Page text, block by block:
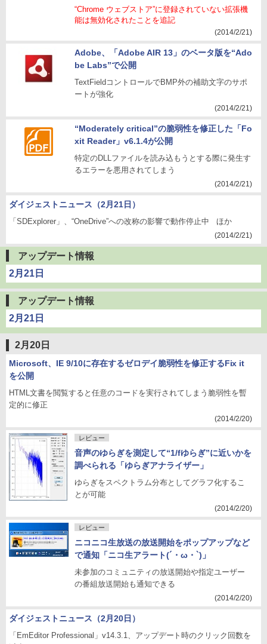
“Chrome ウェブストア”に登録されていない拡張機
能は無効化されたことを追記
(2014/2/21)
Adobe、「Adobe AIR 13」のベータ版を“Ado
be Labs”で公開
TextFieldコントロールでBMP外の補助文字のサポ
ートが強化
(2014/2/21)
“Moderately critical”の脆弱性を修正した「Fo
xit Reader」v6.1.4が公開
特定のDLLファイルを読み込もうとする際に発生す
るエラーを悪用されてしまう
(2014/2/21)
ダイジェストニュース（2月21日）
「SDExplorer」、“OneDrive”への改称の影響で動作停止中 ほか
(2014/2/21)
アップデート情報
2月21日
アップデート情報
2月21日
2月20日
Microsoft、IE 9/10に存在するゼロデイ脆弱性を修正するFix it
を公開
HTML文書を閲覧すると任意のコードを実行されてしまう脆弱性を暫
定的に修正
(2014/2/20)
レビュー
音声のゆらぎを測定して“1/fゆらぎ”に近いかを
調べられる「ゆらぎアナライザー」
ゆらぎをスペクトラム分布としてグラフ化するこ
とが可能
(2014/2/20)
レビュー
ニコニコ生放送の放送開始をポップアップなど
で通知「ニコ生アラート(´・ω・`)」
未参加のコミュニティの放送開始や指定ユーザー
の番組放送開始も通知できる
(2014/2/20)
ダイジェストニュース（2月20日）
「EmEditor Professional」v14.3.1、アップデート時のクリック回数を